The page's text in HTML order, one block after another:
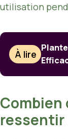
utilisation
À lire
ressentir